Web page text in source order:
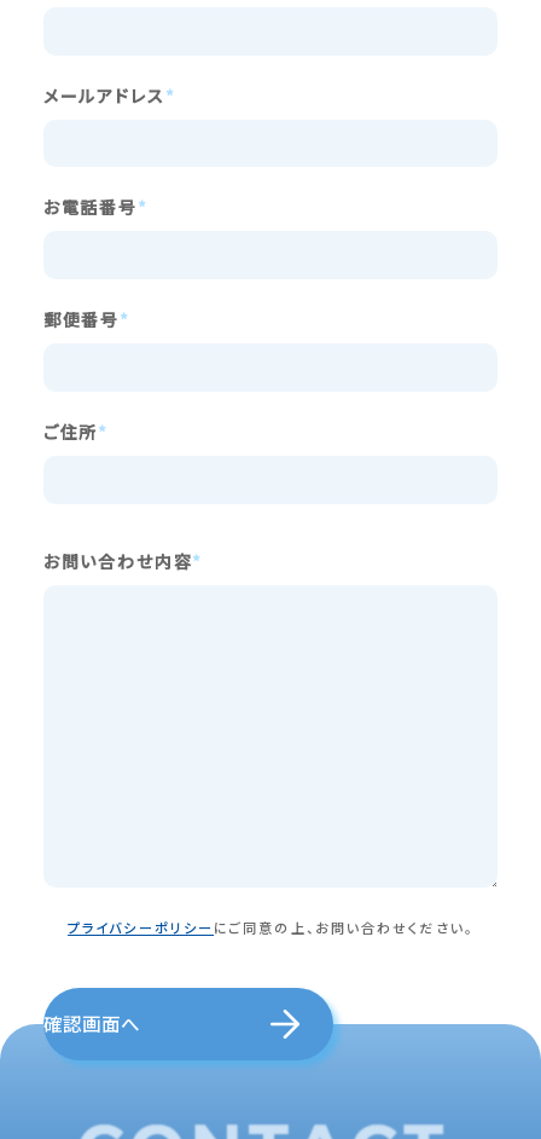
メールアドレス *
お電話番号*
郵便番号*
ご住所*
お問い合わせ内容*
プライバシーポリシー にご同意の上、お問い合わせください。
確認画面へ